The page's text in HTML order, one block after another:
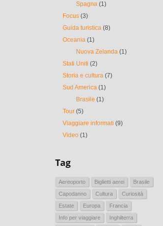
Spagna (1)
Focus (3)
Guida turistica (8)
Oceania (1)
Nuova Zelanda (1)
Stati Uniti (2)
Storia e cultura (7)
Sud America (1)
Brasile (1)
Tour (5)
Viaggiare informati (9)
Video (1)
Tag
Aereoporto Biglietti aerei
Brasile
Capodanno
Cultura
Curiosità
Estate
Europa
Francia
Info per viaggiare
Inghilterra